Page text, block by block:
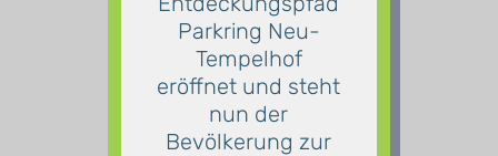
Parkring Neu-
Tempelhof
eröffnet und steht
nun der
Bevölkerung zur